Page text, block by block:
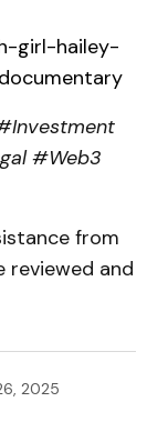
girl-hailey-
#Web3
from
reviewed and
2025